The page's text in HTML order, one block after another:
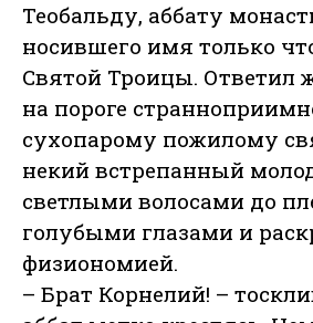
Теобальду, аббату
носившего имя только
Святой Троицы. Ответил
на пороге
сухопарому пожилому
некий встрепанный
светлыми волосами до
голубыми глазами и
физиономией.
– Брат Корнелий! –